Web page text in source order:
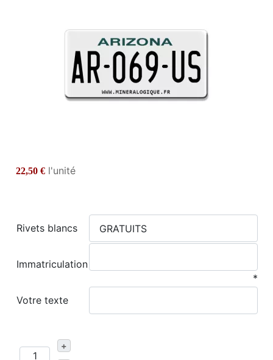
22,50 € l'unité
Rivets blancs
Immatriculation
*
Votre texte
+